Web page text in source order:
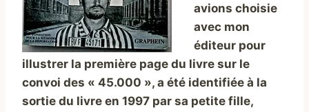
avions choisie
avec mon
éditeur pour
illustrer la première page du livre sur le
convoi des « 45.000 », a été identifiée à la
sortie du livre en 1997 par sa petite fille,